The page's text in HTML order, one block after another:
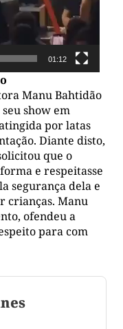
01:12
Manu Bahtidão
show em
por latas
Diante disto,
que o
e respeitasse
segurança dela e
crianças. Manu
ofendeu a
para com